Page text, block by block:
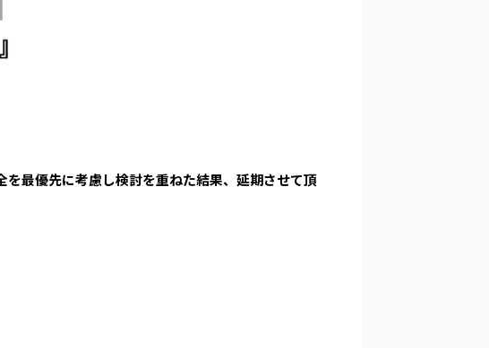
を最優先に考慮し検討を重ねた結果、延期させて頂